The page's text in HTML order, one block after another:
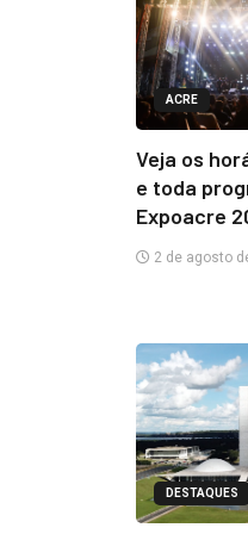
ACRE
Veja os
e toda
Expoacre
2 de agosto
DESTAQUES